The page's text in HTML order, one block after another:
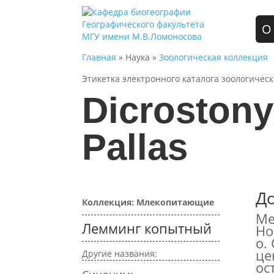
О
Главная » Наука »Зоологическая коллекция
Этикетка электронного каталога
Pallas
Коллекция: Млекопитающие
Лемминг копытный
Другие названия:
о.